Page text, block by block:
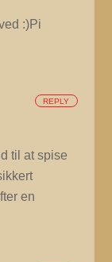
:)Pi
til at spise
en
REPLY